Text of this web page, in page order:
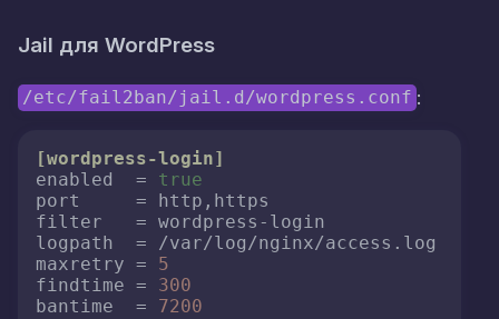
Jail для WordPress
/etc/fail2ban/jail.d/wordpress.conf :
[wordpress-login]
enabled
  =
true
port
filter
logpath
maxretry = 5
findtime = 300
bantime
  =
7200